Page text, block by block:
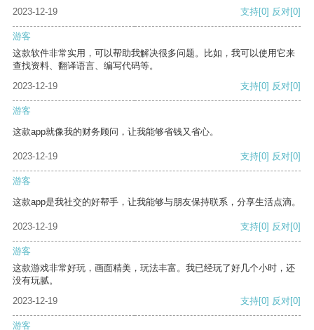
2023-12-19
支持[0] 反对[0]
游客
这款软件非常实用，可以帮助我解决很多问题。比如，我可以使用它来
查找资料、翻译语言、编写代码等。
2023-12-19
支持[0] 反对[0]
游客
这款app就像我的财务顾问，让我能够省钱又省心。
2023-12-19 支持[0] 反对[0]
游客
这款app是我社交的好帮手，让我能够与朋友保持联系，分享生活点滴。
2023-12-19 支持[0] 反对[0]
游客
这款游戏非常好玩，画面精美，玩法丰富。我已经玩了好几个小时，还
没有玩腻。
2023-12-19
支持[0] 反对[0]
游客